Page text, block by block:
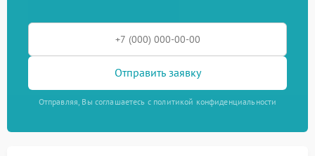
Отправить заявку
Отправляя, Вы соглашаетесь с политикой конфиденциальности